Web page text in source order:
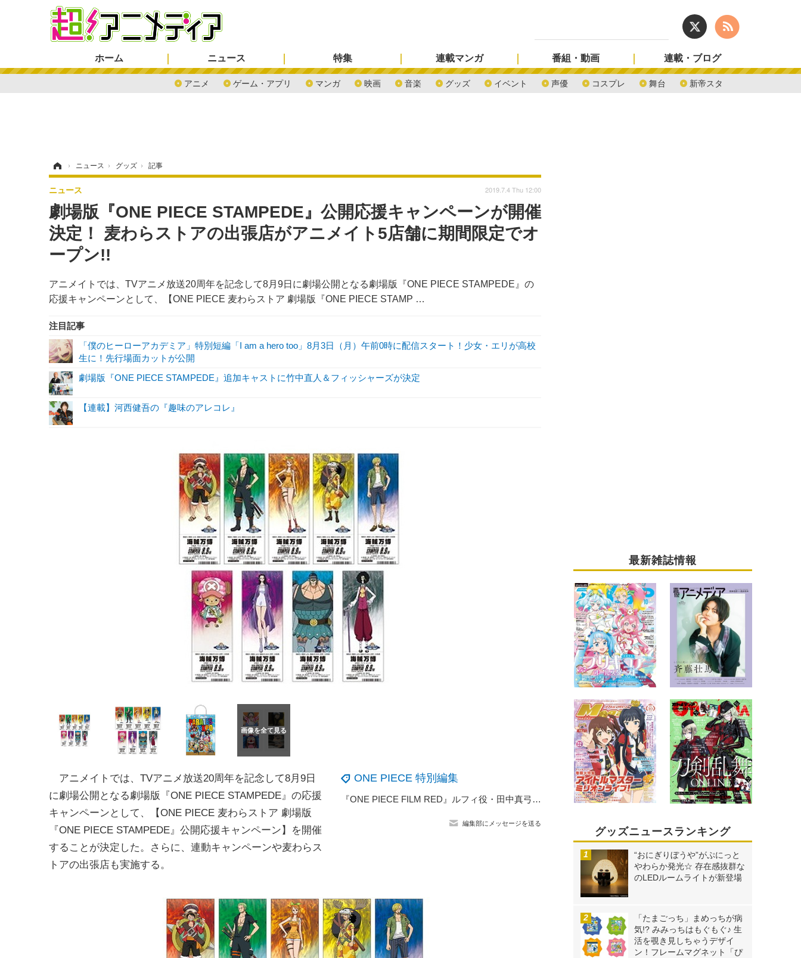
ホーム ニュース
アニメ ゲーム・アプリ マンガ 映画 音楽 グッズ イベント 声優 コスプレ 舞台 新帝スタ
特集 連載マンガ 番組・動画 連載・ブログ
› ニュース › グッズ › 記事
劇場版『ONE PIECE STAMPEDE』公開応援キャンペーンが開催
決定！ 麦わらストアの出張店がアニメイト5店舗に期間限定でオ
ープン!!
アニメイトでは、TVアニメ放送20周年を記念して8月9日に劇場公開となる劇場版『ONE PIECE STAMPEDE』の
応援キャンペーンとして、【ONE PIECE 麦わらストア 劇場版『ONE PIECE STAMP …
ニュース 2019.7.4 Thu 12:00
注目記事
「僕のヒーローアカデミア」特別短編「I am a hero too」8月3日（月）午前0時に配信スタート！少女・エリが高校
生に！先行場面カットが公開
劇場版『ONE PIECE STAMPEDE』追加キャストに竹中直人＆フィッシャーズが決定
【連載】河西健吾の『趣味のアレコレ』
ONE PIECE 特別編集
『ONE PIECE FILM RED』ルフィ役・田中真弓インタビュー「今回の映画は壮大なライブ」
編集部にメッセージを送る
アニメイトでは、TVアニメ放送20周年を記念して8月9日
に劇場公開となる劇場版『ONE PIECE STAMPEDE』の応援
キャンペーンとして、【ONE PIECE 麦わらストア 劇場版
『ONE PIECE STAMPEDE』公開応援キャンペーン】を開催
することが決定した。さらに、連動キャンペーンや麦わらス
トアの出張店も実施する。
最新雑誌情報
グッズニュースランキング
“おにぎりぼうや”がぷにっと
やわらか発光☆ 存在感抜群な
のLEDルームライトが新登場
「たまごっち」まめっちが病
気!? みみっちはもぐもぐ♪ 生
活を覗き見しちゃうデザイ
ン！フレームマグネット「ぴ